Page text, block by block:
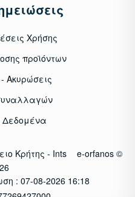
Χρήσης
προϊόντων
Ακυρώσεις
Δεδομένα
e-orfanos ©
: 07-08-2026 16:18